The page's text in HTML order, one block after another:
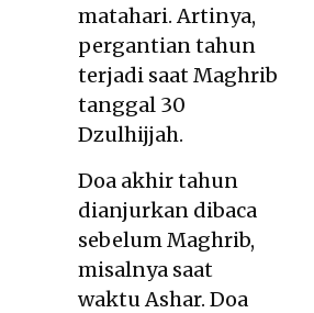
matahari. Artinya,
pergantian tahun
terjadi saat Maghrib
tanggal 30
Dzulhijjah.
Doa akhir tahun
dianjurkan dibaca
sebelum Maghrib,
misalnya saat
waktu Ashar. Doa